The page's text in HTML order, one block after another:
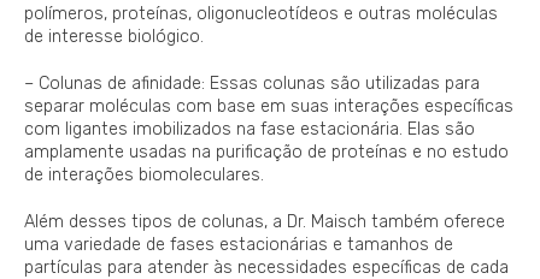
polímeros, proteínas, oligonucleotídeos e outras moléculas
de interesse biológico.
– Colunas de afinidade: Essas colunas são utilizadas para
separar moléculas com base em suas interações específicas
com ligantes imobilizados na fase estacionária. Elas são
amplamente usadas na purificação de proteínas e no estudo
de interações biomoleculares.
Além desses tipos de colunas, a Dr. Maisch também oferece
uma variedade de fases estacionárias e tamanhos de
partículas para atender às necessidades específicas de cada